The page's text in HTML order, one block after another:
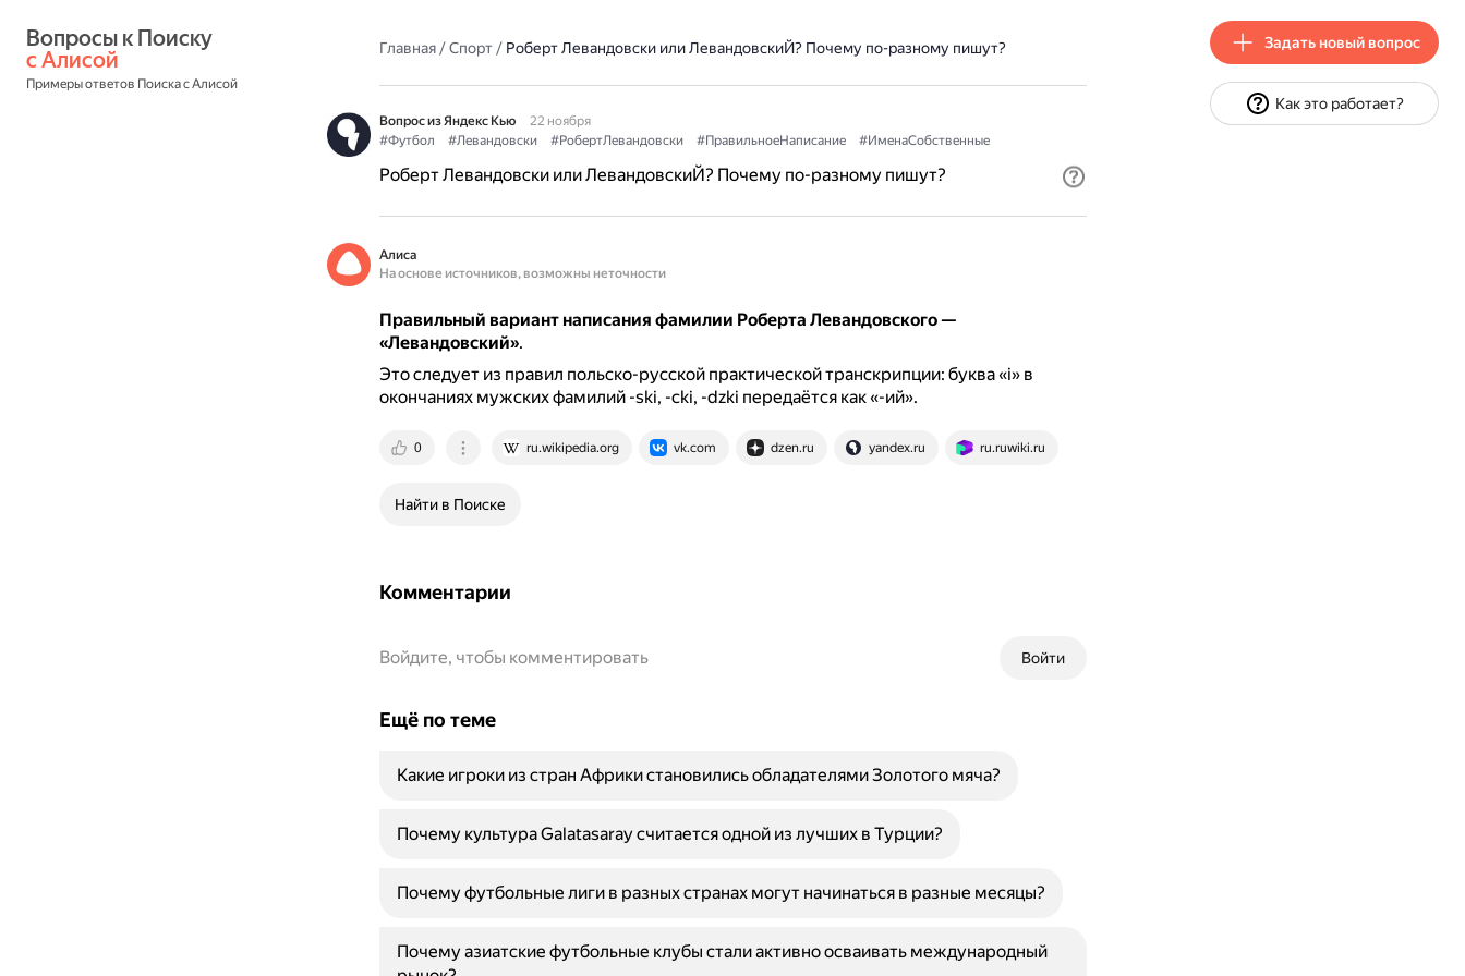
с Алисой
Примеры ответов Поиска с Алисой
Главная/Спорт/ Роберт Левандовски или ЛевандовскиЙ? Почему по-разному пишут?
Вопрос из Яндекс Кью
22 ноября
#Футбол
#Левандовски #РобертЛевандовски #ПравильноеНаписание #ИменаСобственные
Роберт Левандовски или ЛевандовскиЙ? Почему по-разному пишут?
Алиса
На основе источников, возможны неточности
Правильный вариант написания фамилии Роберта Левандовского —
«Левандовский».
Это следует из правил польско-русской практической транскрипции: буква «i» в
окончаниях мужских фамилий -ski, -cki, -dzki передаётся как «-ий».
0 ru.wikipedia.org vk.com dzen.ru yandex.ru ru.ruwiki.ru
Найти в Поиске
Комментарии
Войти
Войдите, чтобы комментировать
Ещё по теме
Какие игроки из стран Африки становились обладателями Золотого мяча?
Почему культура Galatasaray считается одной из лучших в Турции?
Почему футбольные лиги в разных странах могут начинаться в разные месяцы?
Почему азиатские футбольные клубы стали активно осваивать международный
Задать новый вопрос
Как это работает?